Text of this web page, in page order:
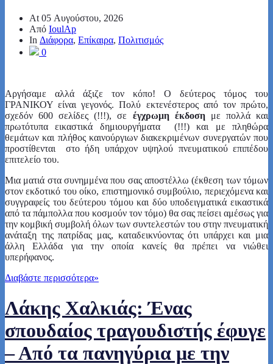
At 05 Αυγούστου, 2026
Από IoulAp
In Διάφορα, Επίκαιρα, Πολιτισμός
0
Αργήσαμε αλλά άξιζε τον κόπο! Ο δεύτερος τόμος του
ΓΡΑΝΙΚΟΥ είναι γεγονός. Πολύ εκτενέστερος από τον πρώτο,
σχεδόν 600 σελίδες (!!!), σε έγχρωμη έκδοσημε πολλά και
πρωτότυπα εικαστικά δημιουργήματα (!!!) και με πληθώρα
θεμάτων και πλήθος καινούργιων διακεκριμένων συνεργατών που
προστίθενται στο ήδη υπάρχον υψηλού πνευματικού επιπέδου
επιτελείο του.
Μια ματιά στα συνημμένα που σας αποστέλλω (έκθεση των τόμων
στον εκδοτικό του οίκο, επιστημονικό συμβούλιο, περιεχόμενα και
συγγραφείς του δεύτερου τόμου και δύο υποδειγματικά εικαστικά
από τα πάμπολλα που κοσμούν τον τόμο) θα σας πείσει αμέσως για
την κομβική συμβολή όλων των συντελεστών του στην πνευματική
ανάταξη της πατρίδας μας, καταδεικνύοντας ότι υπάρχει και μια
άλλη Ελλάδα για την οποία κανείς θα πρέπει να νιώθει
υπερήφανος.
Διαβάστε περισσότερα»
Λάκης Χαλκιάς: Ένας
σπουδαίος τραγουδιστής έφυγε
– Από τα πανηγύρια με την